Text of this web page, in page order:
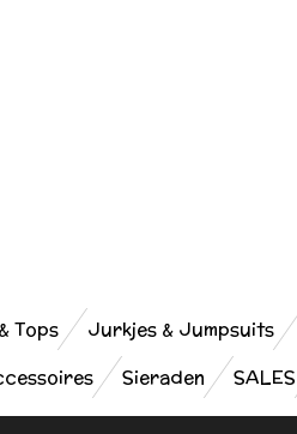
Tops Jurkjes & Jumpsuits
Sieraden SALES